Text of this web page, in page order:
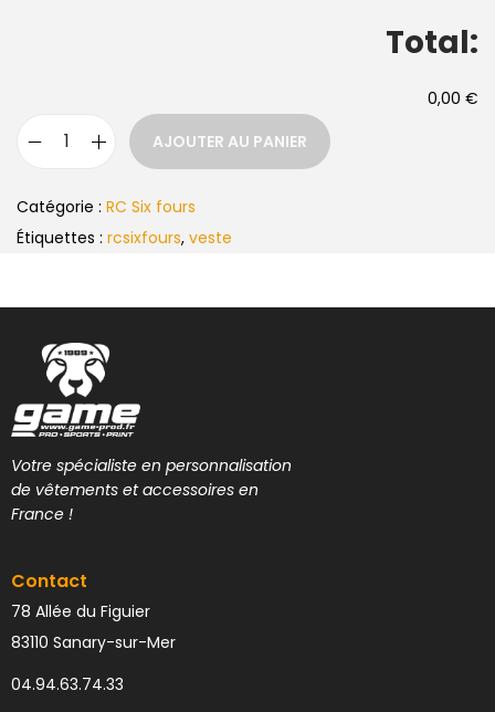
Total:
0,00 €
AJOUTER AU PANIER
Catégorie : RC Six fours
Étiquettes : rcsixfours, veste
Votre spécialiste en personnalisation
de vêtements et accessoires en
France !
Contact
78 Allée du Figuier
83110 Sanary-sur-Mer
04.94.63.74.33